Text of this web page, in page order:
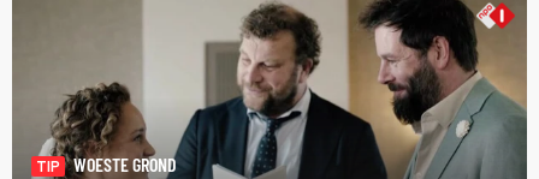
TIP
WOESTE GROND